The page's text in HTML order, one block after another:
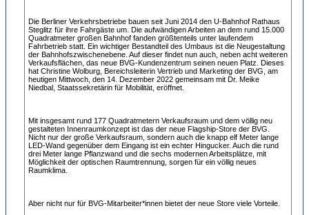
Die Berliner Verkehrsbetriebe bauen seit Juni 2014 den U-Bahnhof Rathaus
Steglitz für ihre Fahrgäste um. Die aufwändigen Arbeiten an dem rund 15.000
Quadratmeter großen Bahnhof fanden größtenteils unter laufendem
Fahrbetrieb statt. Ein wichtiger Bestandteil des Umbaus ist die Neugestaltung
der Bahnhofszwischenebene. Auf dieser findet nun auch, neben acht weiteren
Verkaufsflächen, das neue BVG-Kundenzentrum seinen neuen Platz. Dieses
hat Christine Wolburg, Bereichsleiterin Vertrieb und Marketing der BVG, am
heutigen Mittwoch, den 14. Dezember 2022 gemeinsam mit Dr. Meike
Niedbal, Staatssekretärin für Mobilität, eröffnet.
Mit insgesamt rund 177 Quadratmetern Verkaufsraum und dem völlig neu
gestalteten Innenraumkonzept ist das der neue Flagship-Store der BVG.
Nicht nur der große Verkaufsraum, sondern auch die knapp elf Meter lange
LED-Wand gegenüber dem Eingang ist ein echter Hingucker. Auch die rund
drei Meter lange Pflanzwand und die sechs modernen Arbeitsplätze, mit
Möglichkeit der optischen Raumtrennung, sorgen für ein völlig neues
Raumklima.
Aber nicht nur für BVG-Mitarbeiter*innen bietet der neue Store viele Vorteile.